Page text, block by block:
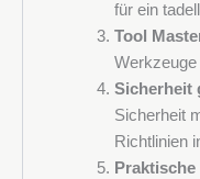
neuen Produkten und
für ein
Tool
Werkzeuge
Sicherheit
Sicherheit
Richtlinien